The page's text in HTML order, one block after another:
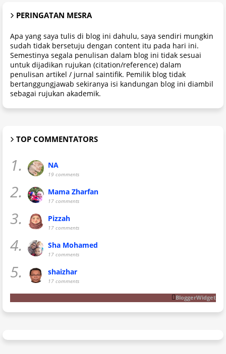
PERINGATAN MESRA
Apa yang saya tulis di blog ini dahulu, saya sendiri mungkin
sudah tidak bersetuju dengan content itu pada hari ini.
Semestinya segala penulisan dalam blog ini tidak sesuai
untuk dijadikan rujukan (citation/reference) dalam
penulisan artikel / jurnal saintifik. Pemilik blog tidak
bertanggungjawab sekiranya isi kandungan blog ini diambil
sebagai rujukan akademik.
TOP COMMENTATORS
1. NA
19 comments
2. Mama Zharfan
17 comments
3. Pizzah
17 comments
4. Sha Mohamed
17 comments
5. shaizhar
17 comments
BloggerWidget